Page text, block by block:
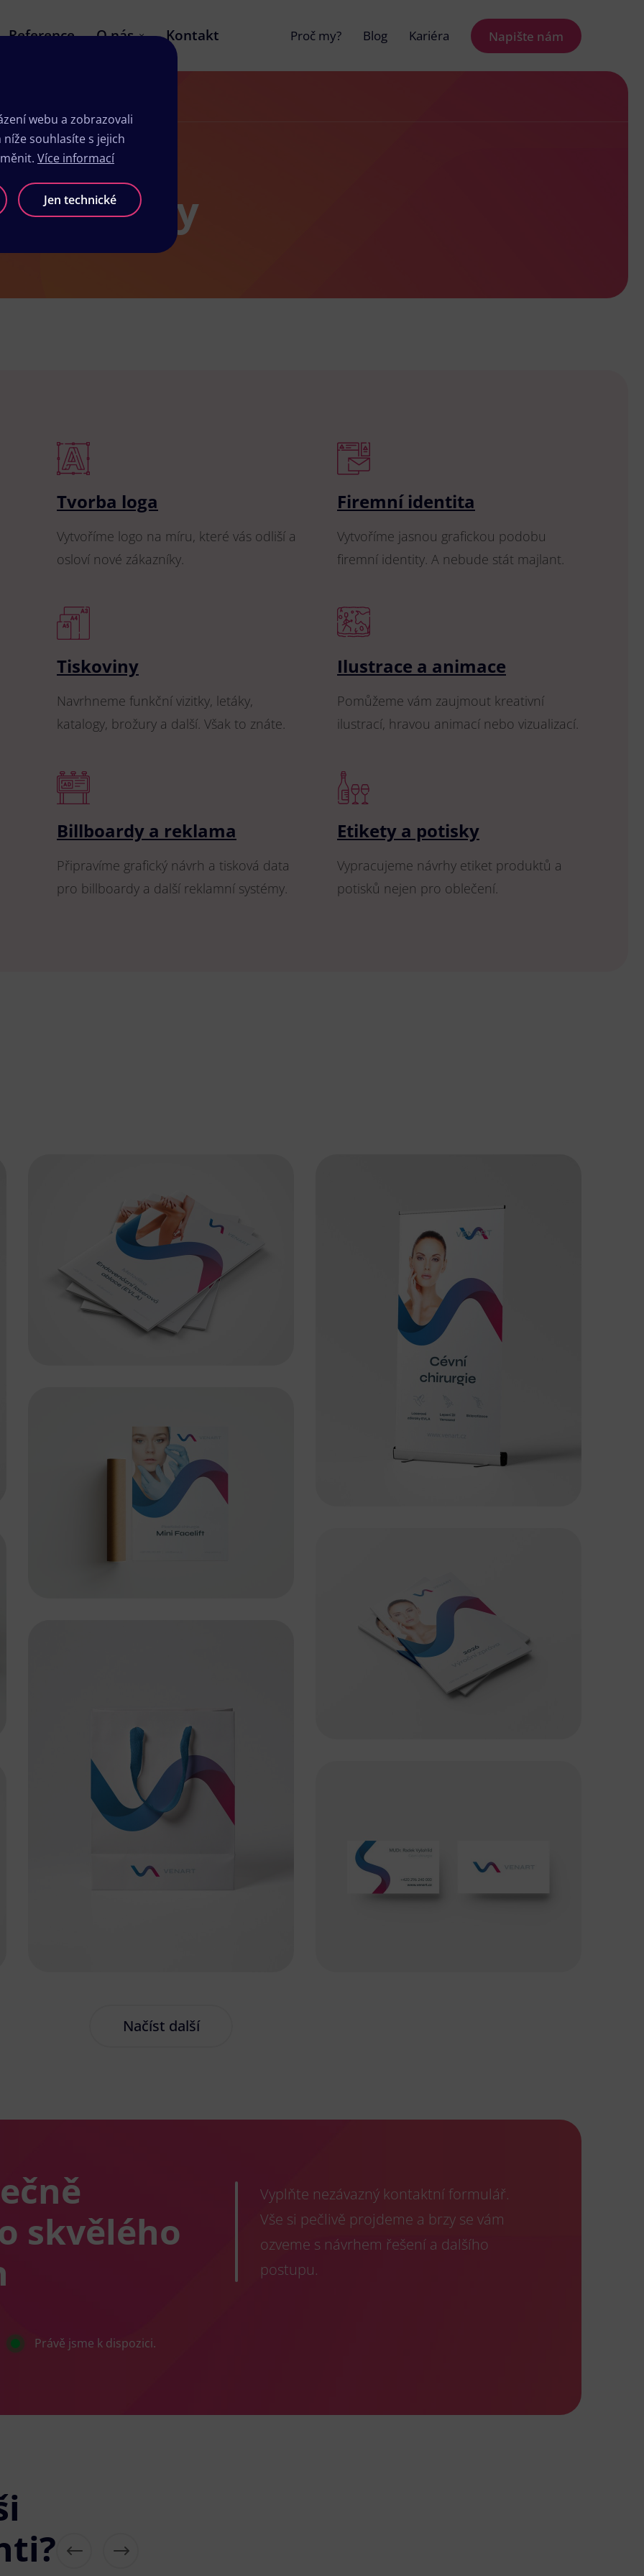
Reference O nás Kontakt Proč my? Blog Kariéra Napište nám
Dobřany
Tvorba loga
Vytvoříme logo na míru, které vás odliší a
osloví nové zákazníky.
Firemní identita
Vytvoříme jasnou grafickou podobu
firemní identity. A nebude stát majlant.
Tiskoviny
Navrhneme funkční vizitky, letáky,
katalogy, brožury a další. Však to znáte.
Ilustrace a animace
Pomůžeme vám zaujmout kreativní
ilustrací, hravou animací nebo vizualizací.
Billboardy a reklama
Připravíme grafický návrh a tisková data
pro billboardy a další reklamní systémy.
Etikety a potisky
Vypracujeme návrhy etiket produktů a
potisků nejen pro oblečení.
Načíst další
skvělého
Vyplňte nezávazný kontaktní formulář.
Vše si pečlivě projdeme a brzy se vám
ozveme s návrhem řešení a dalšího
postupu.
Právě jsme k dispozici.
webu a zobrazovali
souhlasíte s jejich
Více informací
Jen technické